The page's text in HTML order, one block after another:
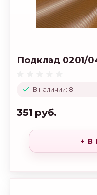
В наличии: 8
Подклад 0201/
351 руб.
+ В